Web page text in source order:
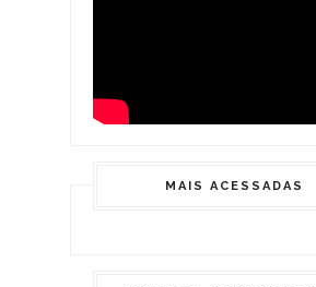
MAIS ACESSADAS